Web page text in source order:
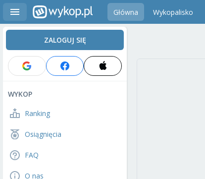
Główna Wykopalisko
ZALOGUJ SIĘ
WYKOP
Ranking
Osiągnięcia
FAQ
O nas